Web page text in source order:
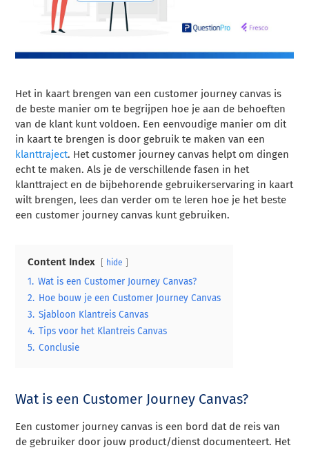
Het in kaart brengen van een customer journey canvas is
de beste manier om te begrijpen hoe je aan de behoeften
van de klant kunt voldoen. Een eenvoudige manier om dit
in kaart te brengen is door gebruik te maken van een
klanttraject. Het customer journey canvas helpt om dingen
echt te maken. Als je de verschillende fasen in het
klanttraject en de bijbehorende gebruikerservaring in kaart
wilt brengen, lees dan verder om te leren hoe je het beste
een customer journey canvas kunt gebruiken.
Content Index hide
1. Wat is een Customer Journey Canvas?
2. Hoe bouw je een Customer Journey Canvas
3. Sjabloon Klantreis Canvas
4. Tips voor het Klantreis Canvas
5. Conclusie
Wat is een Customer Journey Canvas?
Een customer journey canvas is een bord dat de reis van
de gebruiker door jouw product/dienst documenteert. Het